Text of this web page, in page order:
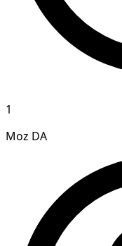
1
Moz DA